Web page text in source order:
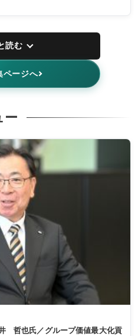
読む
ページへ
ー
哲也氏／グループ価値最大化貢